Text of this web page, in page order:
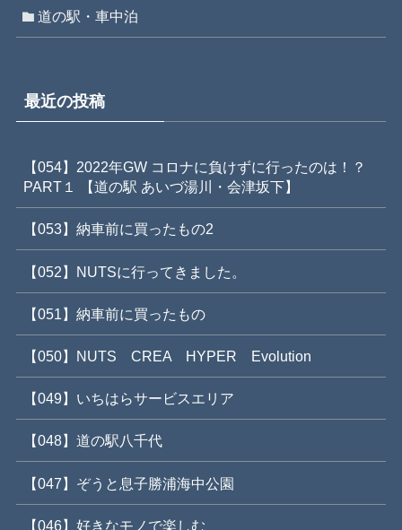
道の駅・車中泊
最近の投稿
【054】2022年GW コロナに負けずに行ったのは！？
PART１ 【道の駅 あいづ湯川・会津坂下】
【053】納車前に買ったもの2
【052】NUTSに行ってきました。
【051】納車前に買ったもの
【050】NUTS CREA HYPER Evolution
【049】いちはらサービスエリア
【048】道の駅八千代
【047】ぞうと息子勝浦海中公園
【046】好きなモノで楽しむ